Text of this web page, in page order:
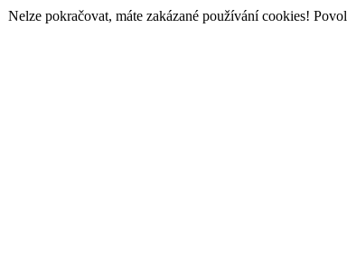
Nelze pokračovat, máte zakázané používání cookies!